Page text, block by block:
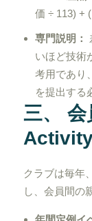
価 ÷ 113) +
専門説明：
いほど技術
考用であり
を提出する
三、
クラブは毎年
し、会員間の